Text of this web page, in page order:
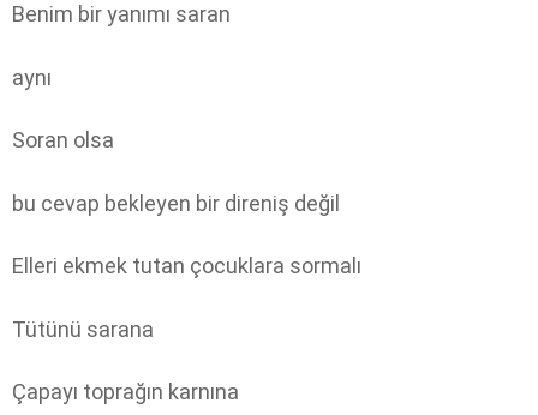
Benim bir yanımı saran
aynı
Soran olsa
bu cevap bekleyen bir direniş değil
Elleri ekmek tutan çocuklara sormalı
Tütünü sarana
Çapayı toprağın karnına